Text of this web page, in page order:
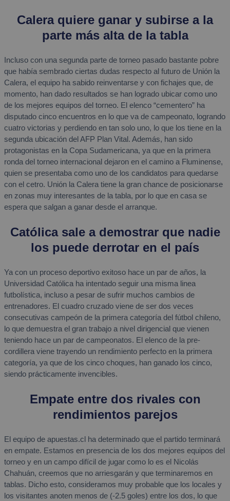
Calera quiere ganar y subirse a la
parte más alta de la tabla
Incluso con una segunda parte de torneo pasado bastante pobre
que había sembrado ciertas dudas respecto al futuro de Unión la
Calera, el equipo ha sabido reinventarse y con fichajes que, de
momento, han dado resultados se han logrado ubicar como uno
de los mejores equipos del torneo. El elenco “cementero” ha
disputado cinco encuentros en lo que va de campeonato, logrando
cuatro victorias y perdiendo en tan solo uno, lo que los tiene en la
segunda ubicación del AFP Plan Vital. Además, han sido
protagonistas en la Copa Sudamericana, ya que en la primera
ronda del torneo internacional dejaron en el camino a Fluminense,
quien se presentaba como uno de los candidatos para quedarse
con el cetro. Unión la Calera tiene la gran chance de posicionarse
en zonas muy interesantes de la tabla, por lo que en casa se
espera que salgan a ganar desde el arranque.
Católica sale a demostrar que nadie
los puede derrotar en el país
Ya con un proceso deportivo exitoso hace un par de años, la
Universidad Católica ha intentado seguir una misma linea
futbolística, incluso a pesar de sufrir muchos cambios de
entrenadores. El cuadro cruzado viene de ser dos veces
consecutivas campeón de la primera categoría del fútbol chileno,
lo que demuestra el gran trabajo a nivel dirigencial que vienen
teniendo hace un par de campeonatos. El elenco de la pre-
cordillera viene trayendo un rendimiento perfecto en la primera
categoría, ya que de los cinco choques, han ganado los cinco,
siendo prácticamente invencibles.
Empate entre dos rivales con
rendimientos parejos
El equipo de apuestas.cl ha determinado que el partido terminará
en empate. Estamos en presencia de los dos mejores equipos del
torneo y en un campo difícil de jugar como lo es el Nicolás
Chahuán, creemos que no arriesgarán y que terminaremos en
tablas. Dicho esto, consideramos muy probable que los locales y
los visitantes anoten menos de (-2.5 goles) entre los dos, lo que